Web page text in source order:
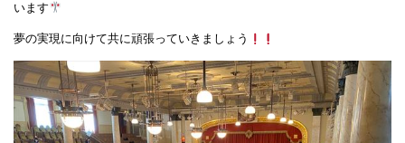
います
夢の実現に向けて共に頑張っていきましょう